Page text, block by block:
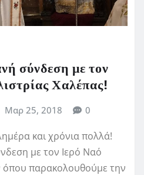
σύνδεση με τον
Χαλέπας!
Μαρ 25, 2018 0
και χρόνια πολλά!
με τον Ιερό Ναό
όπου παρακολουθούμε την